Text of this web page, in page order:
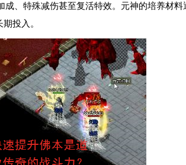
成、特殊减伤甚至复活特效。元神的培养材
投入。